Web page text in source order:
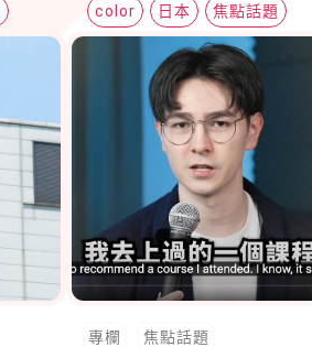
color 日本 焦點話題
專欄 焦點話題